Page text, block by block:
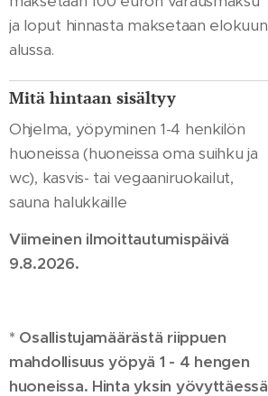
ja loput hinnasta maksetaan elokuun
alussa.
Mitä hintaan sisältyy
Ohjelma, yöpyminen 1-4 henkilön
huoneissa (huoneissa oma suihku ja
wc), kasvis- tai vegaaniruokailut,
sauna halukkaille
Viimeinen ilmoittautumispäivä
9.8.2026.
* Osallistujamäärästä riippuen
mahdollisuus yöpyä 1 - 4 hengen
huoneissa. Hinta yksin yövyttäessä